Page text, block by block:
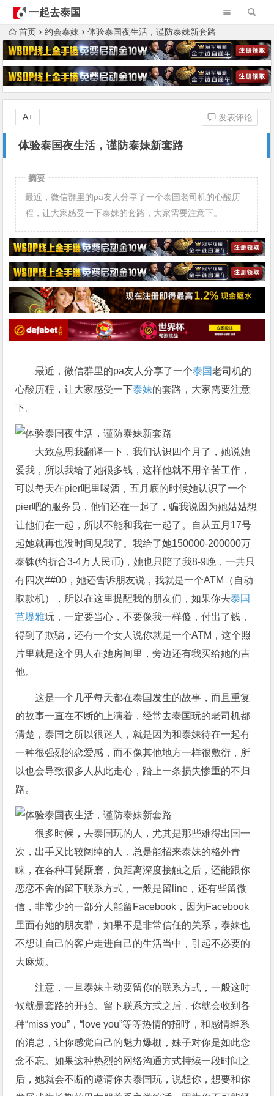
一起去泰国
首页 约会泰妹 体验泰国夜生活，谨防泰妹新套路
体验泰国夜生活，谨防泰妹新套路
发表评论
A+
摘要
最近，微信群里的pa友人分享了一个泰国老司机的心酸历
程，让大家感受一下泰妹的套路，大家需要注意下。
最近，微信群里的pa友人分享了一个泰国老司机的
心酸历程，让大家感受一下泰妹的套路，大家需要注意
下。
大致意思我翻译一下，我们认识四个月了，她说她
爱我，所以我给了她很多钱，这样他就不用辛苦工作，
可以每天在pier吧里喝酒，五月底的时候她认识了一个
pier吧的服务员，他们还在一起了，骗我说因为她姑姑想
让他们在一起，所以不能和我在一起了。自从五月17号
起她就再也没时间见我了。我给了她150000-200000万
泰铢(约折合3-4万人民币)，她也只陪了我8-9晚，一共只
有四次##00，她还告诉朋友说，我就是一个ATM（自动
取款机），所以在这里提醒我的朋友们，如果你去泰国
芭堤雅玩，一定要当心，不要像我一样傻，付出了钱，
得到了欺骗，还有一个女人说你就是一个ATM，这个照
片里就是这个男人在她房间里，旁边还有我买给她的吉
他。
这是一个几乎每天都在泰国发生的故事，而且重复
的故事一直在不断的上演着，经常去泰国玩的老司机都
清楚，泰国之所以很迷人，就是因为和泰妹待在一起有
一种很强烈的恋爱感，而不像其他地方一样很敷衍，所
以也会导致很多人从此走心，踏上一条损失惨重的不归
路。
很多时候，去泰国玩的人，尤其是那些难得出国一
次，出手又比较阔绰的人，总是能招来泰妹的格外青
睐，在各种耳鬓厮磨，负距离深度接触之后，还能跟你
恋恋不舍的留下联系方式，一般是留line，还有些留微
信，非常少的一部分人能留Facebook，因为Facebook
里面有她的朋友群，如果不是非常信任的关系，泰妹也
不想让自己的客户走进自己的生活当中，引起不必要的
大麻烦。
注意，一旦泰妹主动要留你的联系方式，一般这时
候就是套路的开始。留下联系方式之后，你就会收到各
种“miss you”，“love you”等等热情的招呼，和感情维系
的消息，让你感觉自己的魅力爆棚，妹子对你是如此念
念不忘。如果这种热烈的网络沟通方式持续一段时间之
后，她就会不断的邀请你去泰国玩，说想你，想要和你